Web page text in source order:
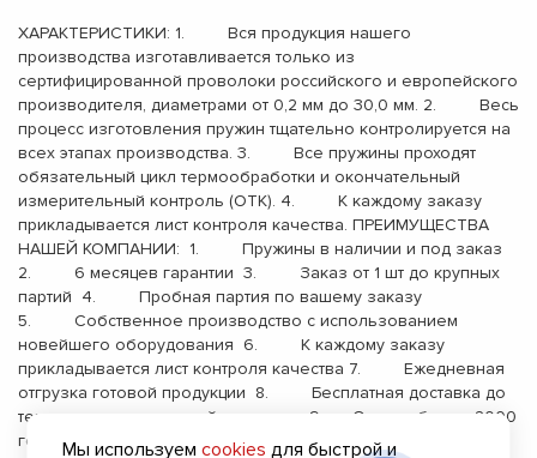
ХАРАКТЕРИСТИКИ: 1. Вся продукция нашего
производства изготавливается только из
сертифицированной проволоки российского и европейского
производителя, диаметрами от 0,2 мм до 30,0 мм. 2. Весь
процесс изготовления пружин тщательно контролируется на
всех этапах производства. 3. Все пружины проходят
обязательный цикл термообработки и окончательный
измерительный контроль (ОТК). 4. К каждому заказу
прикладывается лист контроля качества. ПРЕИМУЩЕСТВА
НАШЕЙ КОМПАНИИ: 1. Пружины в наличии и под заказ
2. 6 месяцев гарантии 3. Заказ от 1 шт до крупных
партий 4. Пробная партия по вашему заказу
5. Собственное производство с использованием
новейшего оборудования 6. К каждому заказу
прикладывается лист контроля качества 7. Ежедневная
отгрузка готовой продукции 8. Бесплатная доставка до
терминала транспортной компании 9. Опыт работы с 2000
года
Мы используемcookies для быстрой и